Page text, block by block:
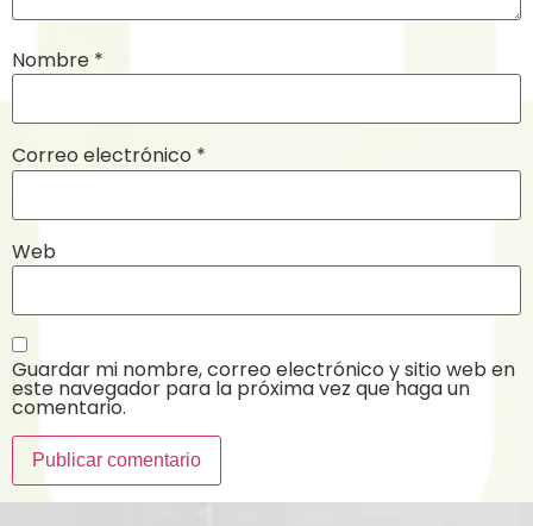
Nombre *
Correo electrónico *
Web
Guardar mi nombre, correo electrónico y sitio web en
este navegador para la próxima vez que haga un
comentario.